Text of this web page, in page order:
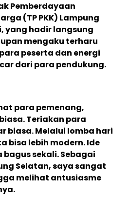
Pemberdayaan
(TP PKK) Lampung
yang hadir langsung
mengaku terharu
peserta dan energi
dari para pendukung.
para pemenang,
Teriakan para
biasa. Melalui lomba hari
bisa lebih modern. Ide
sekali. Sebagai
Selatan, saya sangat
melihat antusiasme